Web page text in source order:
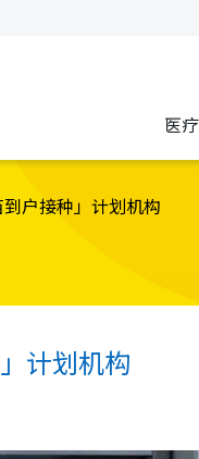
医
户接种」计划机构
计划机构